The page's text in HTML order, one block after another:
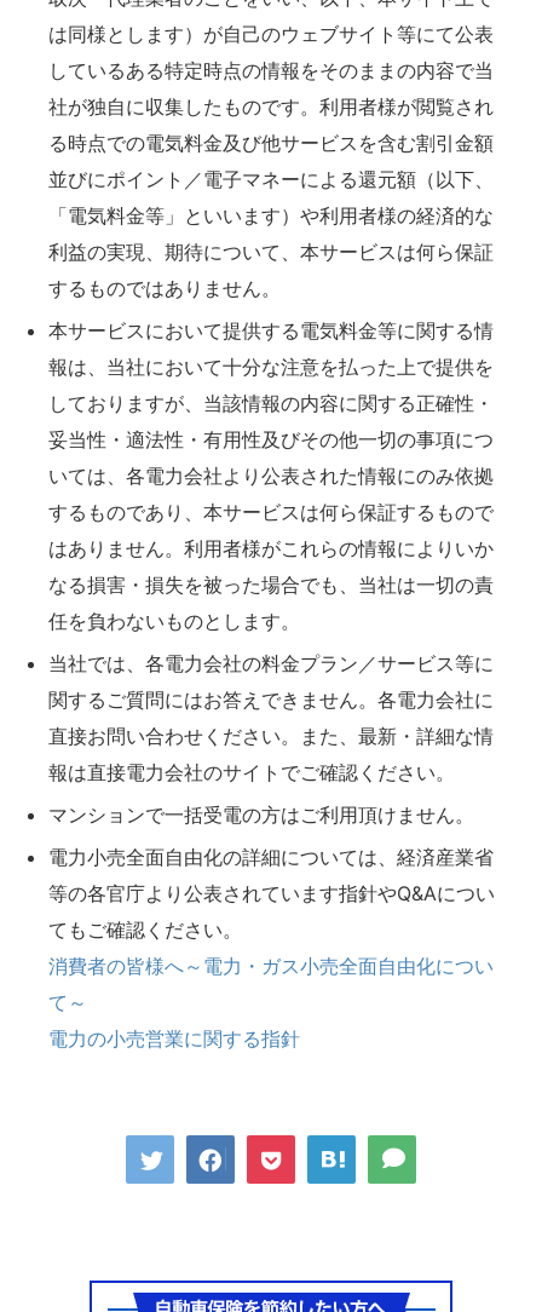
は同様とします）が自己のウェブサイト等にて公表
しているある特定時点の情報をそのままの内容で当
社が独自に収集したものです。利用者様が閲覧され
る時点での電気料金及び他サービスを含む割引金額
並びにポイント／電子マネーによる還元額（以下、
「電気料金等」といいます）や利用者様の経済的な
利益の実現、期待について、本サービスは何ら保証
するものではありません。
本サービスにおいて提供する電気料金等に関する情
報は、当社において十分な注意を払った上で提供を
しておりますが、当該情報の内容に関する正確性・
妥当性・適法性・有用性及びその他一切の事項につ
いては、各電力会社より公表された情報にのみ依拠
するものであり、本サービスは何ら保証するもので
はありません。利用者様がこれらの情報によりいか
なる損害・損失を被った場合でも、当社は一切の責
任を負わないものとします。
当社では、各電力会社の料金プラン／サービス等に
関するご質問にはお答えできません。各電力会社に
直接お問い合わせください。また、最新・詳細な情
報は直接電力会社のサイトでご確認ください。
マンションで一括受電の方はご利用頂けません。
電力小売全面自由化の詳細については、経済産業省
等の各官庁より公表されています指針やQ&Aについ
てもご確認ください。
消費者の皆様へ～電力・ガス小売全面自由化につい
て～
電力の小売営業に関する指針